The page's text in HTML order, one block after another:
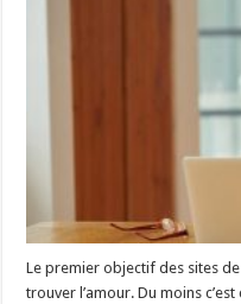
Le premier objectif des sites
trouver l’amour. Du moins